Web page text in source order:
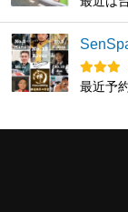
す。週
ひ指定
最近予
対応可
１回程
ジ技術
Vic（